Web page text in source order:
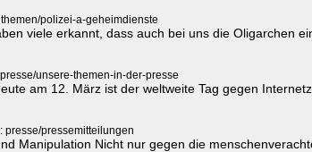
polizei-a-geheimdienste
viele erkannt, dass auch bei uns die Oligarchen
unsere-themen-in-der-presse
am 12. März ist der weltweite Tag gegen
presse/pressemitteilungen
Manipulation Nicht nur gegen die